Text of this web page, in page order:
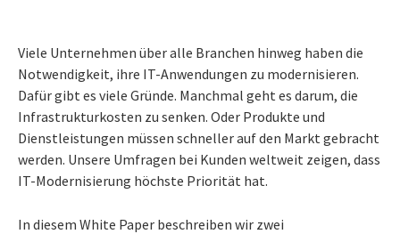
Viele Unternehmen über alle Branchen hinweg haben die
Notwendigkeit, ihre IT-Anwendungen zu modernisieren.
Dafür gibt es viele Gründe. Manchmal geht es darum, die
Infrastrukturkosten zu senken. Oder Produkte und
Dienstleistungen müssen schneller auf den Markt gebracht
werden. Unsere Umfragen bei Kunden weltweit zeigen, dass
IT-Modernisierung höchste Priorität hat.
In diesem White Paper beschreiben wir zwei